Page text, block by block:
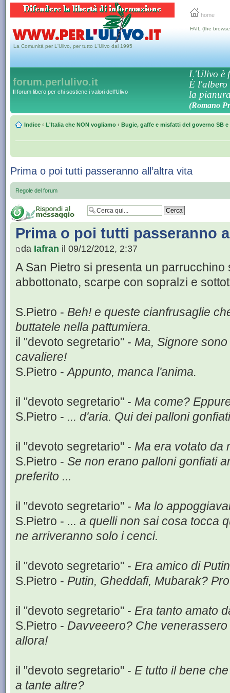
home
La Comunità per L'Ulivo, per tutto L'Ulivo dal 1995
FAIL (the
forum.perlulivo.it
Il forum libero per chi sostiene i valori dell'Ulivo
L'Ulivo è
È l'albero
la
(Romano
Indice ‹ L'Italia che NON vogliamo ‹ Bugie, gaffe e misfatti del governo SB e
Prima o poi tutti passeranno all’altra vita
Regole del forum
Prima o poi tutti passeranno
da Iafran il 09/12/2012, 2:37
A San Pietro si presenta un
abbottonato, scarpe con sopralzi e
S.Pietro - Beh! e queste cianfrusaglie
buttatele nella pattumiera.
il "devoto segretario" - Ma, Signore
cavaliere!
S.Pietro -Appunto, manca l'anima.
il "devoto segretario" - Ma come?
S.Pietro - ... d'aria. Qui dei palloni
il "devoto segretario" - Ma era votato da
S.Pietro - Se non erano palloni gonfiati
preferito ...
il "devoto segretario" - Ma lo
S.Pietro - ... a quelli non sai cosa tocca
ne arriveranno solo i cenci.
il "devoto segretario" - Era amico di
S.Pietro - Putin, Gheddafi, Mubarak?
il "devoto segretario" - Era tanto amato
S.Pietro - Davveeero? Che
allora!
il "devoto segretario" - E tutto il bene
a tante altre?